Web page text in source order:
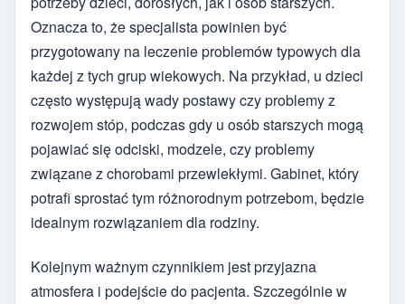
Oznacza to, że specjalista powinien być
przygotowany na leczenie problemów typowych dla
każdej z tych grup wiekowych. Na przykład, u dzieci
często występują wady postawy czy problemy z
rozwojem stóp, podczas gdy u osób starszych mogą
pojawiać się odciski, modzele, czy problemy
związane z chorobami przewlekłymi. Gabinet, który
potrafi sprostać tym różnorodnym potrzebom, będzie
idealnym rozwiązaniem dla rodziny.
Kolejnym ważnym czynnikiem jest przyjazna
atmosfera i podejście do pacjenta. Szczególnie w